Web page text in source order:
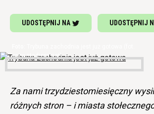
UDOSTĘPNIJ NA UDOSTĘPNIJ
www.stadiony.net)
Za nami trzydziestomiesięczny
różnych stron – i miasta